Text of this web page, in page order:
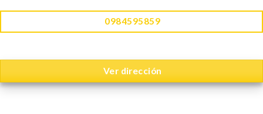
0984595859
Ver dirección